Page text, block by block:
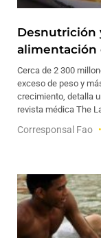
Desnutrición
alimentación
Cerca de 2 300
exceso de peso y
crecimiento, detalla
revista médica The
Corresponsal Fao